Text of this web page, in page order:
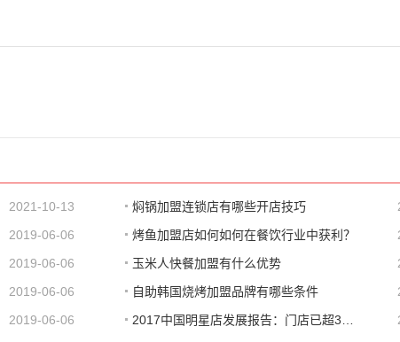
2021-10-13 焖锅加盟连锁店有哪些开店技巧
2019-06-06 烤鱼加盟店如何如何在餐饮行业中获利？
2019-06-06 玉米人快餐加盟有什么优势
2019-06-06 自助韩国烧烤加盟品牌有哪些条件
2019-06-06 2017中国明星店发展报告：门店已超300家 首选餐饮